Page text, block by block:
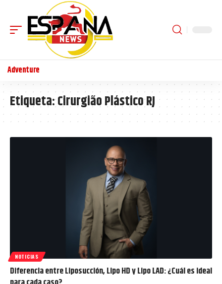
Adventure
Etiqueta:Cirurgião Plástico RJ
NOTICIAS
Diferencia entre Liposucción, Lipo HD y Lipo LAD: ¿Cuál es ideal